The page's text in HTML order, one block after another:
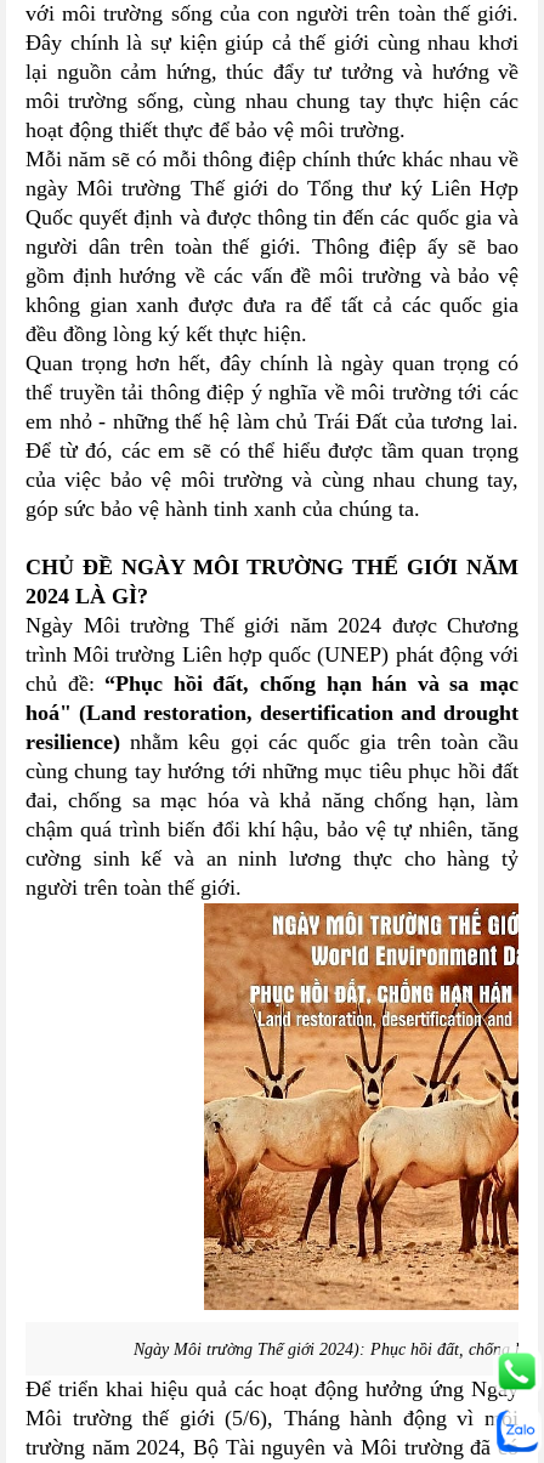
với môi trường sống của con người trên toàn thế giới.
Đây chính là sự kiện giúp cả thế giới cùng nhau khơi
lại nguồn cảm hứng, thúc đẩy tư tưởng và hướng về
môi trường sống, cùng nhau chung tay thực hiện các
hoạt động thiết thực để bảo vệ môi trường.
Mỗi năm sẽ có mỗi thông điệp chính thức khác nhau về
ngày Môi trường Thế giới do Tổng thư ký Liên Hợp
Quốc quyết định và được thông tin đến các quốc gia và
người dân trên toàn thế giới. Thông điệp ấy sẽ bao
gồm định hướng về các vấn đề môi trường và bảo vệ
không gian xanh được đưa ra để tất cả các quốc gia
đều đồng lòng ký kết thực hiện.
Quan trọng hơn hết, đây chính là ngày quan trọng có
thể truyền tải thông điệp ý nghĩa về môi trường tới các
em nhỏ - những thế hệ làm chủ Trái Đất của tương lai.
Để từ đó, các em sẽ có thể hiểu được tầm quan trọng
của việc bảo vệ môi trường và cùng nhau chung tay,
góp sức bảo vệ hành tinh xanh của chúng ta.
CHỦ ĐỀ NGÀY MÔI TRƯỜNG THẾ GIỚI NĂM
2024 LÀ GÌ?
Ngày Môi trường Thế giới năm 2024 được Chương
trình Môi trường Liên hợp quốc (UNEP) phát động với
chủ đề: “Phục hồi đất, chống hạn hán và sa mạc
hoá" (Land restoration, desertification and drought
resilience) nhằm kêu gọi các quốc gia trên toàn cầu
cùng chung tay hướng tới những mục tiêu phục hồi đất
đai, chống sa mạc hóa và khả năng chống hạn, làm
chậm quá trình biến đổi khí hậu, bảo vệ tự nhiên, tăng
cường sinh kế và an ninh lương thực cho hàng tỷ
người trên toàn thế giới.
Ngày Môi trường Thế giới 2024): Phục hồi đất, chống
Để triển khai hiệu quả các hoạt động hưởng ứng Ngày
Môi trường thế giới (5/6), Tháng hành động vì môi
trường năm 2024, Bộ Tài nguyên và Môi trường đã có